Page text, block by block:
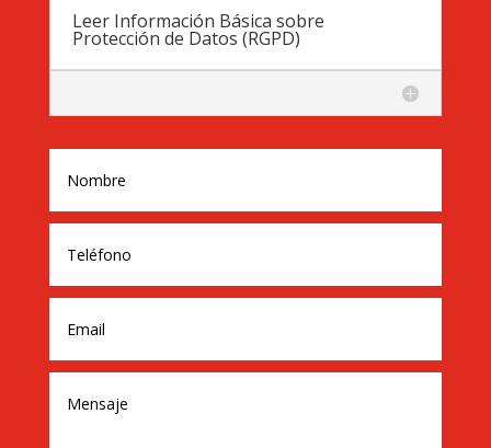
Leer Información Básica sobre
Protección de Datos (RGPD)